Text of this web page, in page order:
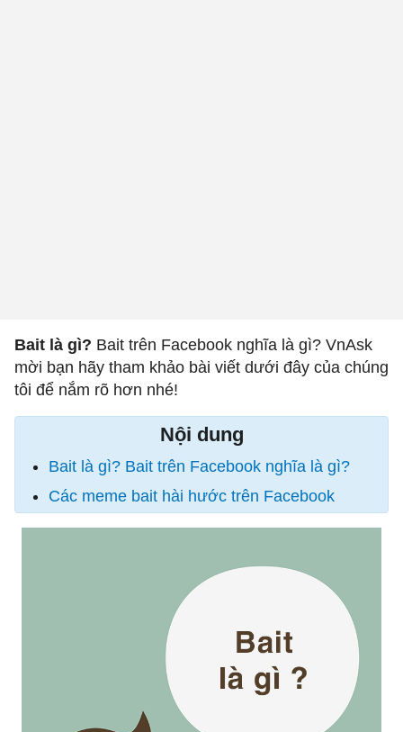
Bait là gì? Bait trên Facebook nghĩa là gì? VnAsk
mời bạn hãy tham khảo bài viết dưới đây của chúng
tôi để nắm rõ hơn nhé!
Nội dung
Bait là gì? Bait trên Facebook nghĩa là gì?
Các meme bait hài hước trên Facebook